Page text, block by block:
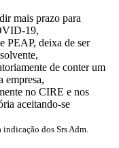
mais prazo para
19,
PEAP, deixa de ser
de conter um
empresa,
no CIRE e nos
aceitando-se
indicação dos Srs Adm.